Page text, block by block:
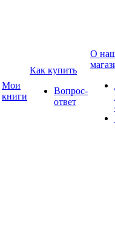
Мои
книги
Как купить
Вопрос-
ответ
О